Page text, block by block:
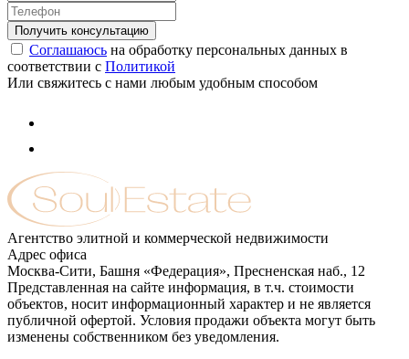
Соглашаюсь на обработку персональных данных в
соответствии с Политикой
Или свяжитесь с нами любым удобным способом
Агентство элитной и коммерческой недвижимости
Адрес офиса
Москва-Сити, Башня «Федерация», Пресненская наб., 12
Представленная на сайте информация, в т.ч. стоимости
объектов, носит информационный характер и не является
публичной офертой. Условия продажи объекта могут быть
изменены собственником без уведомления.